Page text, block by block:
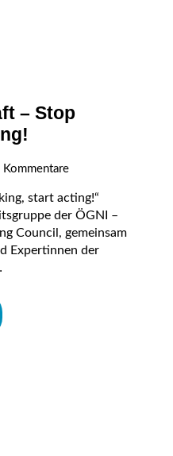
– Stop
Kommentare
start acting!“
der ÖGNI –
Council, gemeinsam
Expertinnen der